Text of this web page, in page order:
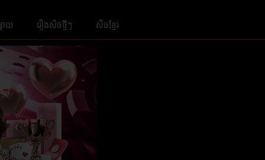
ាយ រឿងសិចថ្មីៗ សិចខ្មែរ